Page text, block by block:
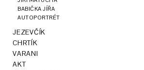
BABIČKA JÍŘA
AUTOPORTRÉT
JEZEVČÍK
CHRTÍK
VARANI
AKT